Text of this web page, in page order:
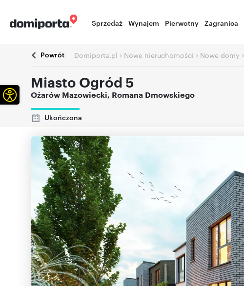
Sprzedaż Wynajem Pierwotny Zagranica
Powrót Domiporta.pl › Nowe nieruchomości › Nowe domy ›
Miasto Ogród 5
Ożarów Mazowiecki, Romana Dmowskiego
Ukończona
Otwórz pasek narzędzi